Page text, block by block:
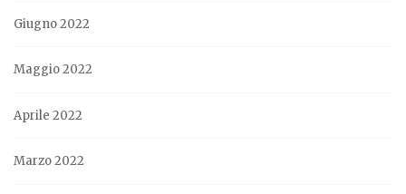
Giugno 2022
Maggio 2022
Aprile 2022
Marzo 2022